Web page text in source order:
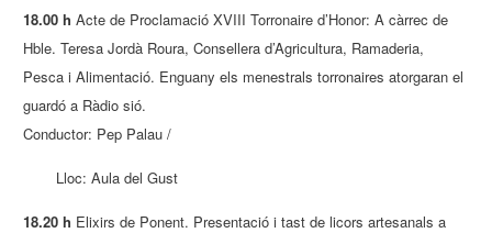
18.00 h Acte de Proclamació XVIII Torronaire d’Honor: A càrrec de
Hble. Teresa Jordà Roura, Consellera d’Agricultura, Ramaderia,
Pesca i Alimentació. Enguany els menestrals torronaires atorgaran el
guardó a Ràdio sió.
Conductor: Pep Palau /
Lloc: Aula del Gust
18.20 h Elixirs de Ponent. Presentació i tast de licors artesanals a